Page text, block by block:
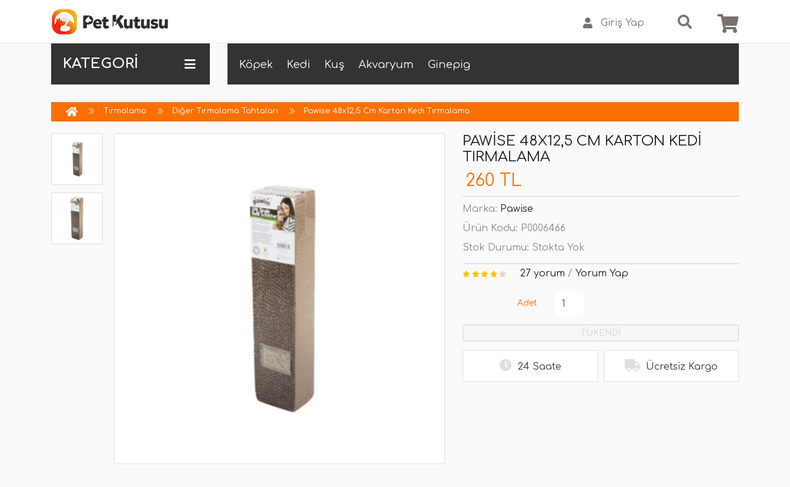
Giriş Yap
KATEGORİ Köpek Kedi Kuş Akvaryum Ginepig
Tırmalama Diğer Tırmalama Tahtaları Pawise 48x12,5 Cm Karton Kedi Tırmalama
PAWISE 48X12,5 CM KARTON KEDI
TIRMALAMA
260 TL
Marka: Pawise
Ürün Kodu: P0006466
Stok Durumu: Stokta Yok
27 yorum / Yorum Yap
Adet
TÜKENDİ
24 Saate Ücretsiz Kargo